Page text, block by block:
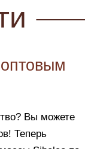
Вы можете
Теперь